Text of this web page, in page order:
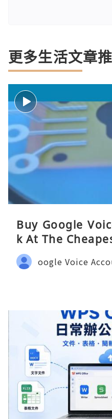
更多生活文章
Buy Google
k At The
oogle Voice